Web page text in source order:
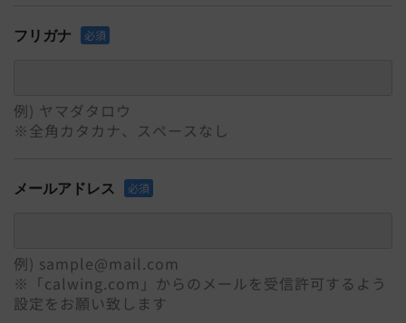
フリガナ 必須
例) ヤマダタロウ
※全角カタカナ、スペースなし
メールアドレス 必須
例) sample@mail.com
※「calwing.com」からのメールを受信許可するよう
設定をお願い致します